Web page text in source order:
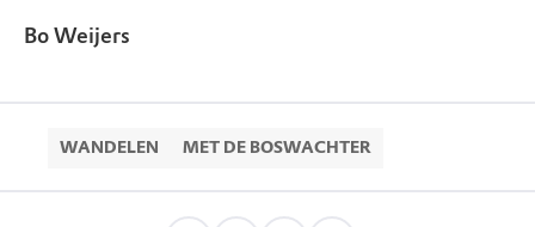
Bo Weijers
WANDELEN MET DE BOSWACHTER